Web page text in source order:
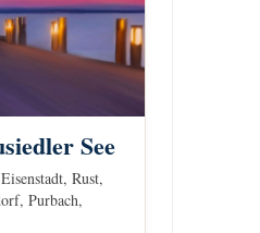
See
Rust,
Purbach,